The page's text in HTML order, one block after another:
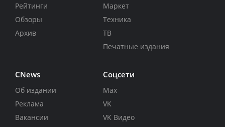
Рейтинги
Обзоры
Архив
Маркет
Техника
ТВ
Печатные издания
CNews
Об издании
Реклама
Вакансии
Соцсети
Max
VK
VK Видео